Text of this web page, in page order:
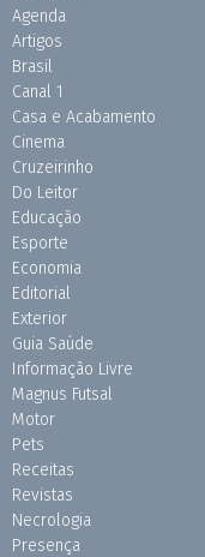
Agenda
Artigos
Brasil
Canal 1
Casa e Acabamento
Cinema
Cruzeirinho
Do Leitor
Educação
Esporte
Economia
Editorial
Exterior
Guia Saúde
Informação Livre
Magnus Futsal
Motor
Pets
Receitas
Revistas
Necrologia
Presença